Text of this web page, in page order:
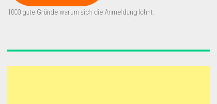
1000 gute Gründe warum sich die Anmeldung lohnt.